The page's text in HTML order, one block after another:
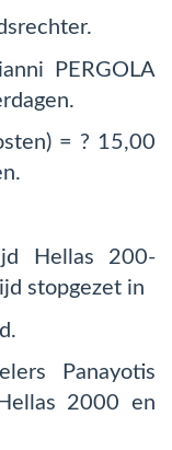
PERGOLA
= ? 15,00
Hellas 200-
stopgezet in
Panayotis
2000 en